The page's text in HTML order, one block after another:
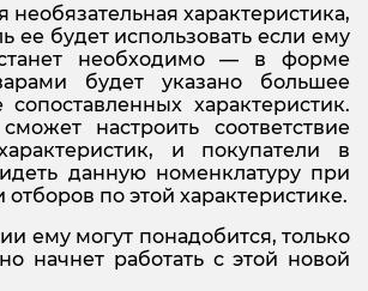
необязательная характеристика,
ее будет использовать если ему
необходимо — в форме
будет указано большее
сопоставленных характеристик.
настроить соответствие
и покупатели в
данную номенклатуру при
отборов по этой характеристике.
ему могут понадобится, только
начнет работать с этой новой